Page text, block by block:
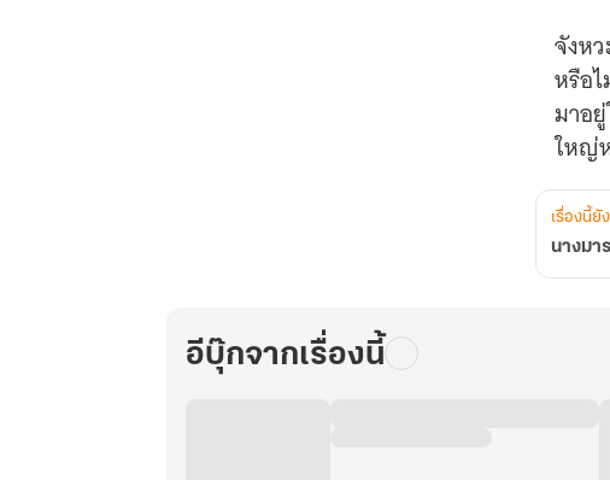
จังห
หรือ
มาอ
ใหญ่
หล่อ
ร่าง
จ้าว
หน้
ใน
เรื่องนี้ยั
นางม
อีบุ๊กจากเรื่องนี้